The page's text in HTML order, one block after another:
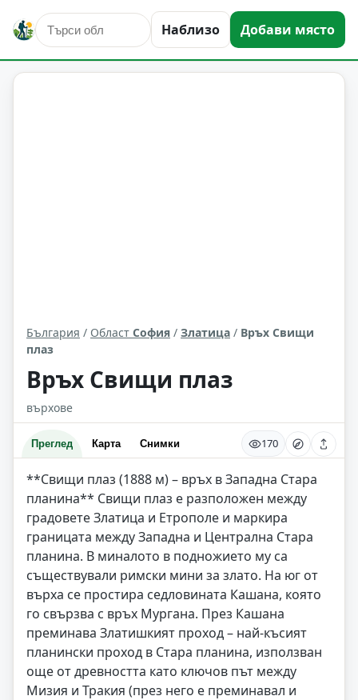
Наблизо Добави място
природни забележителности Златица Област: София
България / Област София / Златица / Връх Свищи
плаз
Връх Свищи плаз
върхове
Преглед Карта Снимки 170
**Свищи плаз (1888 м) – връх в Западна Стара
планина** Свищи плаз е разположен между
градовете Златица и Етрополе и маркира
границата между Западна и Централна Стара
планина. В миналото в подножието му са
съществували римски мини за злато. На юг от
върха се простира седловината Кашана, която
го свързва с връх Мургана. През Кашана
преминава Златишкият проход – най-късият
планински проход в Стара планина, използван
още от древността като ключов път между
Мизия и Тракия (през него е преминавал и